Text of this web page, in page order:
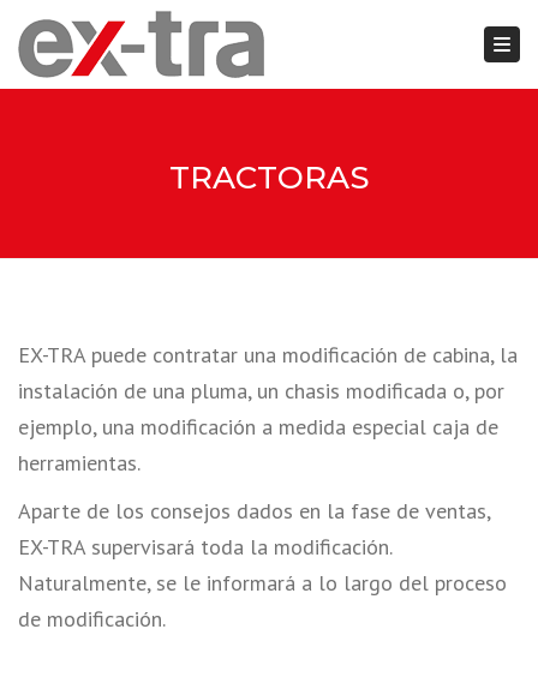
TRACTORAS
EX-TRA puede contratar una modificación de cabina, la
instalación de una pluma, un chasis modificada o, por
ejemplo, una modificación a medida especial caja de
herramientas.
Aparte de los consejos dados en la fase de ventas,
EX-TRA supervisará toda la modificación.
Naturalmente, se le informará a lo largo del proceso
de modificación.